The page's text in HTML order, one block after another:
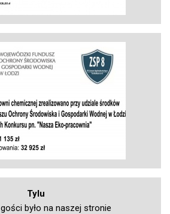
Tylu
gości było na naszej stronie